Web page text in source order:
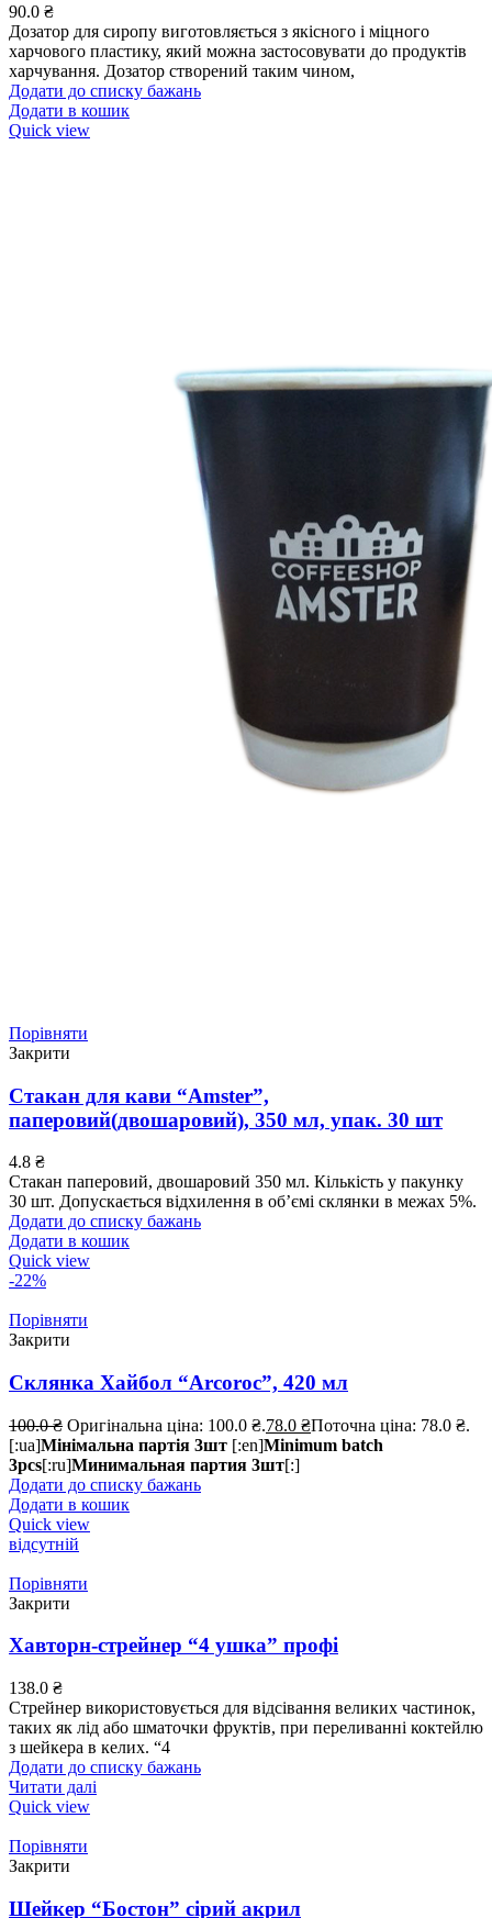
90.0 ₴
Дозатор для сиропу виготовляється з якісного і міцного
харчового пластику, який можна застосовувати до продуктів
харчування. Дозатор створений таким чином,
Додати до списку бажань
Додати в кошик
Quick view
Порівняти
Закрити
Стакан для кави “Amster”,
паперовий(двошаровий), 350 мл, упак. 30 шт
4.8 ₴
Стакан паперовий, двошаровий 350 мл. Кількість у пакунку
30 шт. Допускається відхилення в об’ємі склянки в межах 5%.
Додати до списку бажань
Додати в кошик
Quick view
-22%
Порівняти
Закрити
Склянка Хайбол “Arcoroc”, 420 мл
100.0₴ Оригінальна ціна: 100.0 ₴.78.0 ₴Поточна ціна: 78.0 ₴.
[:ua]Мінімальна партія 3шт [:en]Minimum batch
3pcs[:ru]Минимальная партия 3шт[:]
Додати до списку бажань
Додати в кошик
Quick view
відсутній
Порівняти
Закрити
Хавторн-стрейнер “4 ушка” профі
138.0 ₴
Стрейнер використовується для відсівання великих частинок,
таких як лід або шматочки фруктів, при переливанні коктейлю
з шейкера в келих. “4
Додати до списку бажань
Читати далі
Quick view
Порівняти
Закрити
Шейкер “Бостон” сірий акрил